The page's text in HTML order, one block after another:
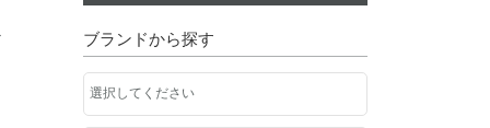
ブランドから探す